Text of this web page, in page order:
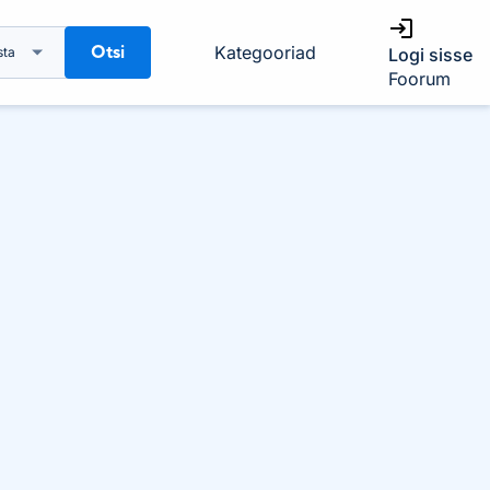
Otsi Kategooriad
Logi sisse
Foorum